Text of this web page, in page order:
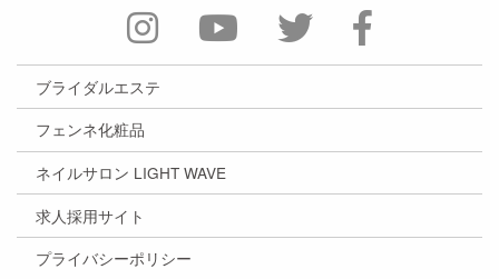
ブライダルエステ
フェンネ化粧品
ネイルサロン LIGHT WAVE
求人採用サイト
プライバシーポリシー